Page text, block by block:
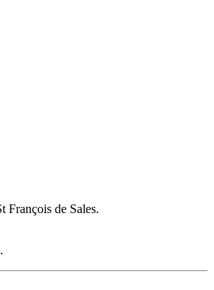
François de Sales.